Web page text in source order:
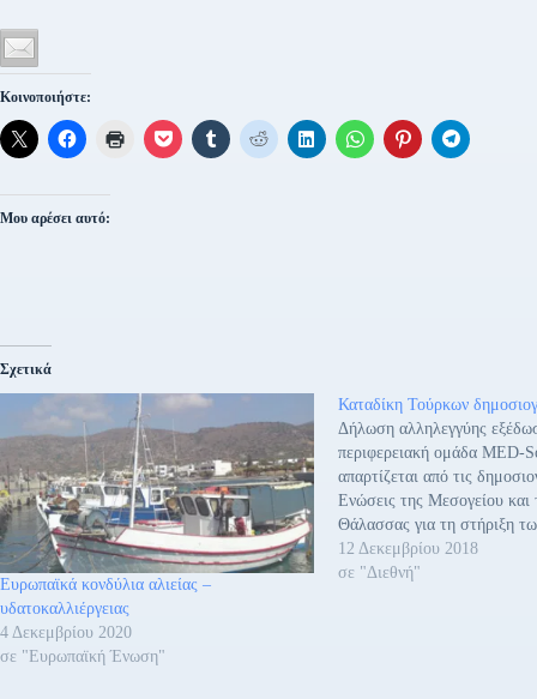
Κοινοποιήστε:
Μου αρέσει αυτό:
Σχετικά
Ευρωπαϊκά κονδύλια αλιείας –
υδατοκαλλιέργειας
4 Δεκεμβρίου 2020
σε "Ευρωπαϊκή Ένωση"
Καταδίκη Τούρκων
Δήλωση αλληλεγγύης
περιφερειακή ομάδα MED-
απαρτίζεται από τις
Ενώσεις της Μεσογείου
Θάλασσας για τη στήριξη
συναδέλφων που
ποινές φυλάκισης, μεταξύ
12 Δεκεμβρίου 2018
σε "Διεθνή"